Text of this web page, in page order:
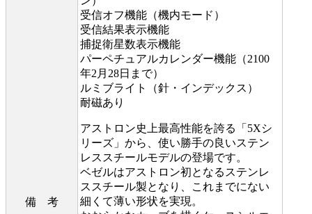
備 考
受信オフ機能（機内モード）
受信結果表示機能
捕捉衛星数表示機能
パーペチュアルカレンダー機能（2100
年2月28日まで）
ルミブライト（針・インデックス）
耐磁あり
アストロン史上最高性能を誇る「5Xシ
リーズ」から、使い勝手の良いステン
レススチールモデルの登場です。
ベゼルはアストロン初となるステンレ
ススチール製となり、これまでにない
細くて薄い形状を実現。